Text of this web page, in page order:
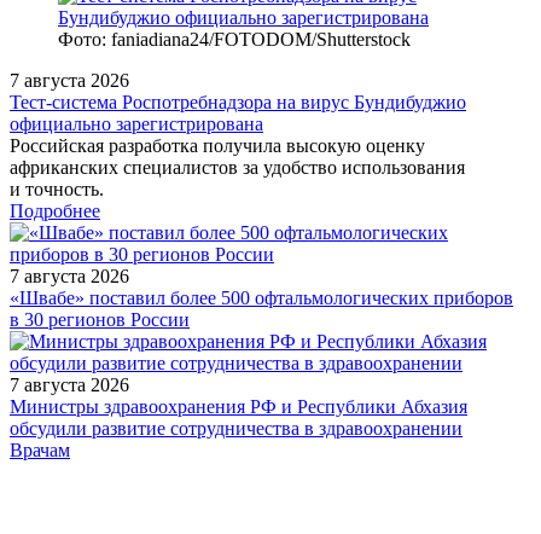
Фото: faniadiana24/FOTODOM/Shutterstock
7 августа 2026
Тест‑система Роспотребнадзора на вирус Бундибуджио
официально зарегистрирована
Российская разработка получила высокую оценку
африканских специалистов за удобство использования
и точность.
Подробнее
7 августа 2026
«Швабе» поставил более 500 офтальмологических приборов
в 30 регионов России
7 августа 2026
Министры здравоохранения РФ и Республики Абхазия
обсудили развитие сотрудничества в здравоохранении
/doctor/gastroenterology/sindrom-zollingera-ellisona/
Врачам